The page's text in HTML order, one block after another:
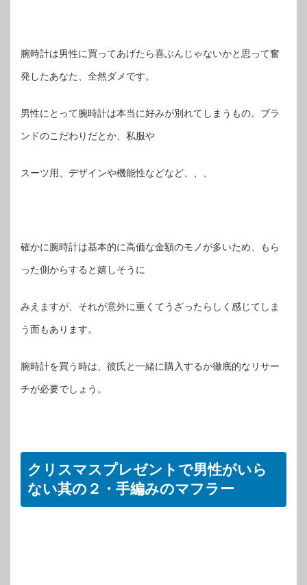
腕時計は男性に買ってあげたら喜ぶんじゃないかと思って奮
発したあなた、全然ダメです。
男性にとって腕時計は本当に好みが別れてしまうもの。ブラ
ンドのこだわりだとか、私服や
スーツ用、デザインや機能性などなど、、、
確かに腕時計は基本的に高価な金額のモノが多いため、もら
った側からすると嬉しそうに
みえますが、それが意外に重くてうざったらしく感じてしま
う面もあります。
腕時計を買う時は、彼氏と一緒に購入するか徹底的なリサー
チが必要でしょう。
クリスマスプレゼントで男性がいら
ない其の２・手編みのマフラー